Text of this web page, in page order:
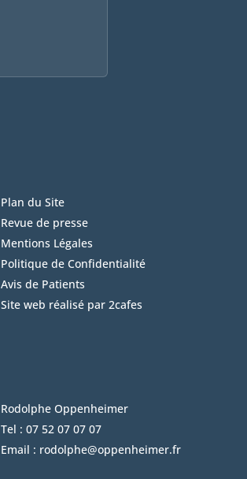
Plan du Site
Revue de presse
Mentions Légales
Politique de Confidentialité
Avis de Patients
Site web réalisé par 2cafes
Rodolphe Oppenheimer
Tel : 07 52 07 07 07
Email : rodolphe@oppenheimer.fr